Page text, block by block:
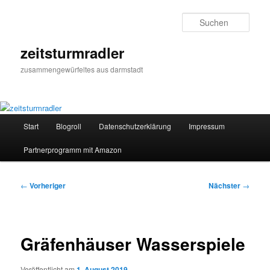
zeitsturmradler
zusammengewürfeltes aus darmstadt
Start Blogroll Datenschutzerklärung Impressum
Partnerprogramm mit Amazon
Beitragsnavigation
← Vorheriger Nächster →
Gräfenhäuser Wasserspiele